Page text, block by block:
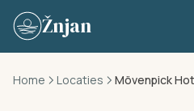
Skip to content
Žnjan
Home Locaties Mövenpick